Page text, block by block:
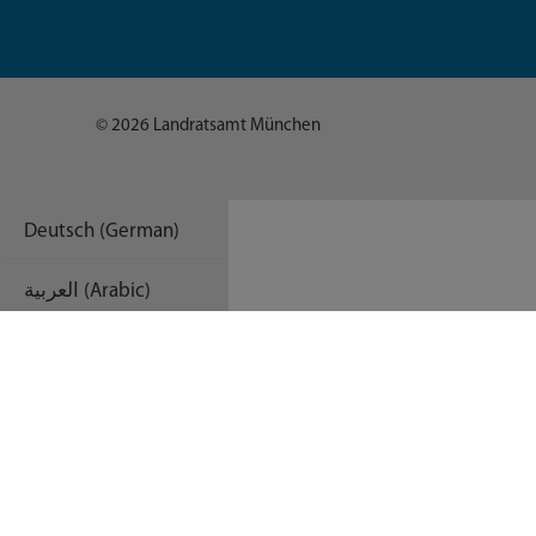
© 2026 Landratsamt München
Deutsch (German)
العربية (Arabic)